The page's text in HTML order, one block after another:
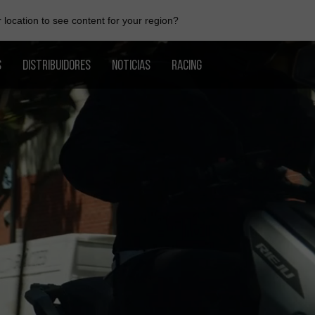
to see content for your region?
DISTRIBUIDORES NOTICIAS RACING